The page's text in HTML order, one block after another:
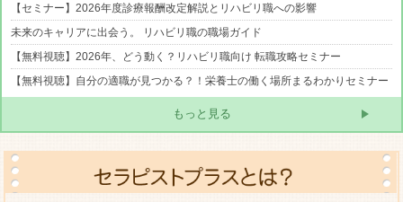
【セミナー】2026年度診療報酬改定解説とリハビリ職への影響
未来のキャリアに出会う。 リハビリ職の職場ガイド
【無料視聴】2026年、どう動く？リハビリ職向け 転職攻略セミナー
【無料視聴】自分の適職が見つかる？！栄養士の働く場所まるわかりセミナー
もっと見る